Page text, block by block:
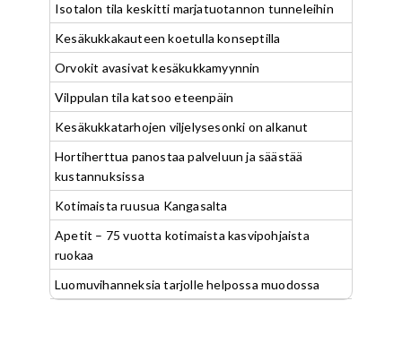
Isotalon tila keskitti marjatuotannon tunneleihin
Kesäkukkakauteen koetulla konseptilla
Orvokit avasivat kesäkukkamyynnin
Vilppulan tila katsoo eteenpäin
Kesäkukkatarhojen viljelysesonki on alkanut
Hortiherttua panostaa palveluun ja säästää
kustannuksissa
Kotimaista ruusua Kangasalta
Apetit – 75 vuotta kotimaista kasvipohjaista
ruokaa
Luomuvihanneksia tarjolle helpossa muodossa